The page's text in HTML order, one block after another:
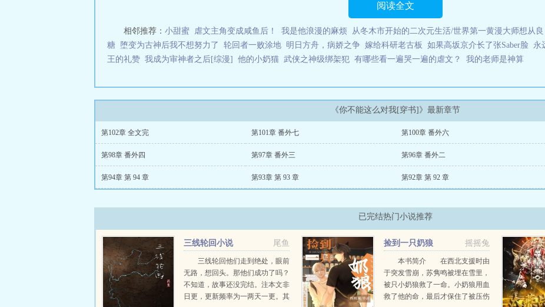
阅读全文
相邻推荐： 小甜蜜 虐文主角变成咸鱼后！ 我是他浪漫的麻烦 从冬木市开始的二次元生活/世界第一黄漫大师想从良
糖 堕变为古神后我不想努力了 轮回者一败涂地 明日方舟，病娇之争 嫁给科研老古板 如果高坂京介长了张Saber脸 永
王的礼赞 我成为审神者之后[综漫] 他的小奶猫 武侠之神级绑架犯 有哪些看一遍哭一遍的虐文？ 我的老师是神算
《你不能这么对我[穿书]》最新章节
第102章 全文完 第101章 番外七 第100章 番外六
第98章 番外四 第97章 番外三 第96章 番外二
第94章 第 94 章 第93章 第 93 章 第92章 第 92 章
已完结热门小说推荐
尾鱼
三线轮回小说
三线轮回他们走到绝处，眼前
无路，想回头。那他们成功了吗？
不知道，故事还没完结。注本文非
日更，更新频率为一两天一更。其
摇摇兔
捡到一只奶狼
本书简介 在西北支援时由
于突发雪崩，苏隽鸣被埋在雪里，
被只小奶狼救了一命。小奶狼用血
救了他的命，最后才保住了被压伤